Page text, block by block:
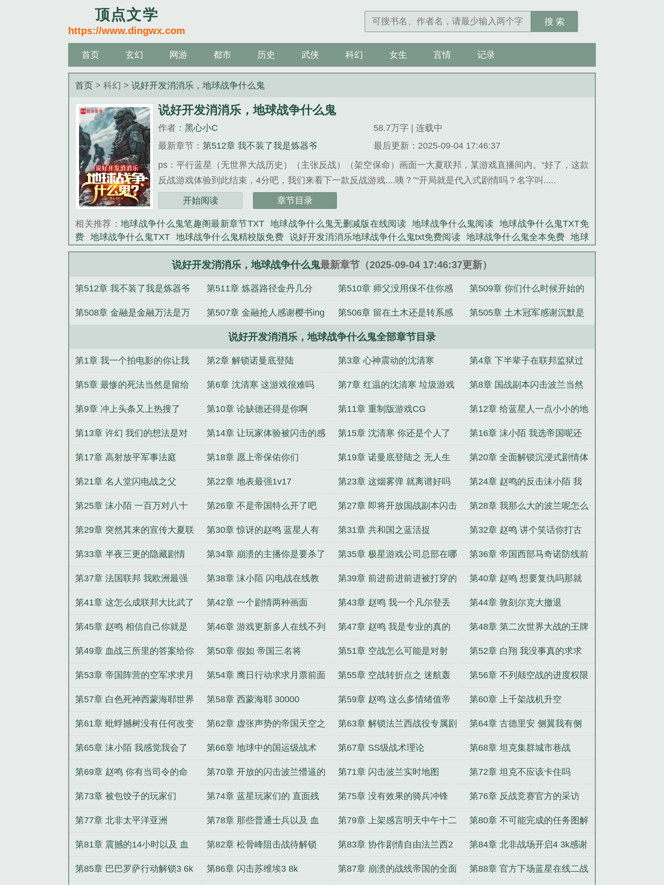
顶点文学
https://www.dingwx.com
搜 索
首页 玄幻 网游 都市 历史 武侠 科幻 女生 言情 记录
首页 > 科幻 >说好开发消消乐，地球战争什么鬼
说好开发消消乐，地球战争什么鬼
作者：黑心小C
58.7万字 | 连载中
最新章节：第512章 我不装了我是炼器爷
最后更新：2025-09-04 17:46:37
ps：平行蓝星（无世界大战历史）（主张反战）（架空保命）画面一大夏联邦，某游戏直播间内。“好了，这款
反战游戏体验到此结束，4分吧，我们来看下一款反战游戏....咦？”“开局就是代入式剧情吗？名字叫.....
《说好开发消消乐，地球战争什么鬼》是黑心小C精心创作的科幻类小说。
开始阅读 章节目录
相关推荐：地球战争什么鬼笔趣阁最新章节TXT 地球战争什么鬼无删减版在线阅读 地球战争什么鬼阅读
地球战争什么鬼TXT免
费
地球战争什么鬼TXT 地球战争什么鬼精校版免费 说好开发消消乐地球战争什么鬼txt免费阅读 地球战争什么鬼全本免费
地球
战争什么鬼笔趣阁 地球战争什么鬼百度 说好开发消消乐地球战争什么鬼 地球战争什么鬼txt全文免费阅读 说好开发消消乐地球战
地球战争什么鬼精校版 地球战争什么鬼在线阅读免费完整版 地球战争什么鬼无错 地球战争什么鬼在线观看
争什么鬼在线 地球战争什么鬼免费观看 地球战争什么鬼笔趣阁5200 地球战争什么鬼免费 地球战争什么鬼笔趣 说好开发消消乐
趣阁 说好开发消消乐地球战争什么鬼免费 说好开发消消乐 地球战争什么鬼笔趣阁免费 地球战争什么鬼最新章节免费 地球战争
地球战争什么鬼笔趣阁在线 地球战争什么鬼免费全文阅读
地球战争什么鬼 手打无错字版 地球战争什么鬼最新 地球战争什么鬼笔趣阁免费阅读
说好开发消消乐地球战争什么鬼TXT免费 地球战争什么鬼最新章节笔趣阁 地球战争什么鬼免费版
说好开发消消乐地球战争什么
无错字版 地球战争什么鬼免费阅读无弹窗 地球战争什么鬼免费阅读软件 地球战争什么鬼无删减全文免费阅读 说好开发消消乐地
说好开发消消乐，地球战争什么鬼最新章节（2025-09-04 17:46:37更新）
第512章 我不装了我是炼器爷 第511章 炼器路径金丹几分 第510章 师父没用保不住你感
谢竹风挽弦打赏盟主
第509章 你们什么时候开始的
感谢酱sipid打赏盟主
第508章 金融是金融万法是万
主
第507章 金融抢人感谢樱书ing
打赏盟主
第506章 留在土木还是转系感
谢神通大熊打赏盟主
第505章 土木冠军感谢沉默是
说好开发消消乐，地球战争什么鬼全部章节目录
第1章 我一个拍电影的你让我
做游戏
第2章 解锁诺曼底登陆 第3章 心神震动的沈清寒 第4章 下半辈子在联邦监狱过
吧
第5章 最惨的死法当然是留给
玩家体验
第6章 沈清寒 这游戏很难吗 第7章 红温的沈清寒 垃圾游戏 第8章 国战副本闪击波兰当然
玩家扮演波兰
第9章 冲上头条又上热搜了 第10章 论缺德还得是你啊 第11章 重制版游戏CG 第12章 给蓝星人一点小小的地
球震撼
第13章 许幻 我们的想法是对
的继续抄
第14章 让玩家体验被闪击的感
觉
第15章 沈清寒 你还是个人了 第16章 沫小陌 我选帝国呢还
是英法联邦呢
第17章 高射放平军事法庭 第18章 愿上帝保佑你们
gogogo
第19章 诺曼底登陆之 无人生
还
第20章 全面解锁沉浸式剧情体
验诺曼底登陆勋章
第21章 名人堂闪电战之父 第22章 地表最强1v17 第23章 这烟雾弹 就离谱好吗 第24章 赵鸣的反击沫小陌 我
特么有百万大军
第25章 沫小陌 一百万对八十
万优势
第26章 不是帝国特么开了吧 第27章 即将开放国战副本闪击
波兰
第28章 我那么大的波兰呢怎么
就无了
第29章 突然其来的宣传大夏联
邦北地陆军
第30章 惊讶的赵鸣 蓝星人有
点东西啊
第31章 共和国之蓝活捉 第32章 赵鸣 讲个笑话你打古
德里安
第33章 半夜三更的隐藏剧情 第34章 崩溃的主播你是要杀了
我吗
第35章 极星游戏公司总部在哪 第36章 帝国西部马奇诺防线前
两章已修改
第37章 法国联邦 我欧洲最强
陆军
第38章 沫小陌 闪电战在线教
学速来
第39章 前进前进前进被打穿的
法国联邦
第40章 赵鸣 想要复仇吗那就
研究闪电战吧
第41章 这怎么成联邦大比武了 第42章 一个剧情两种画面 第43章 赵鸣 我一个凡尔登丢
过去
第44章 敦刻尔克大撤退
第45章 赵鸣 相信自己你就是
一战古德里安
第46章 游戏更新多人在线不列
颠空战
第47章 赵鸣 我是专业的真的
你们信我啊
第48章 第二次世界大战的王牌
们
第49章 血战三所里的答案给你
了
第50章 假如 帝国三名将 第51章 空战怎么可能是对射 第52章 白翔 我没事真的求求
月票追读
第53章 帝国阵营的空军求求月
票追读月底上架爆更
第54章 鹰日行动求求月票前面
发布了彩蛋章可以看看
第55章 空战转折点之 迷航轰
炸求求月票求求追读
第56章 不列颠空战的进度权限
副本求求月票
第57章 白色死神西蒙海耶世界
狙击之王
第58章 西蒙海耶 30000 第59章 赵鸣 这么多情绪值帝
国最后的空袭
第60章 上千架战机升空
第61章 蚍蜉撼树没有任何改变
的结局
第62章 虚张声势的帝国天空之
剑勋章
第63章 解锁法兰西战役专属剧
情
第64章 古德里安 侧翼我有侧
翼吗
第65章 沫小陌 我感觉我会了
但是又没会
第66章 地球中的国运级战术 第67章 SS级战术理论 第68章 坦克集群城市巷战
第69章 赵鸣 你有当司令的命 第70章 开放的闪击波兰懵逼的
大头兵玩家们
第71章 闪击波兰实时地图 第72章 坦克不应该卡住吗
第73章 被包饺子的玩家们 第74章 蓝星玩家们的 直面残
酷
第75章 没有效果的骑兵冲锋 第76章 反战竞赛官方的采访
第77章 北非太平洋亚洲 第78章 那些普通士兵以及 血
战三所里
第79章 上架感言明天中午十二
点
第80章 不可能完成的任务图解
三所里2 7k
第81章 震撼的14小时以及 血
战3 6k
第82章 松骨峰阻击战待解锁
3k
第83章 协作剧情自由法兰西2
7k今日1 2w达成
第84章 北非战场开启4 3k感谢
非酋汤大佬的盟主加更
第85章 巴巴罗萨行动解锁3 6k 第86章 闪击苏维埃3 8k 第87章 崩溃的战线帝国的全面 第88章 官方下场蓝星在线二战